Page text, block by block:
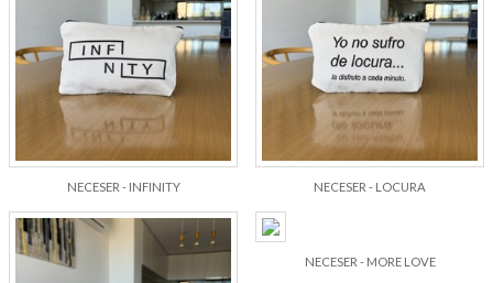
NECESER - INFINITY NECESER - LOCURA
NECESER - MORE LOVE